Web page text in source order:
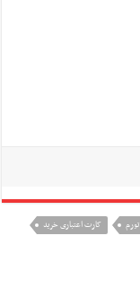
تورم
کارت اعتباری خرید